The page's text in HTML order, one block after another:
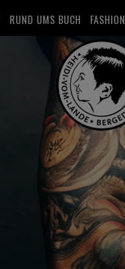
RUND UMS BUCH FASHION